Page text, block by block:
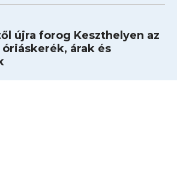
újra forog Keszthelyen az
árak és